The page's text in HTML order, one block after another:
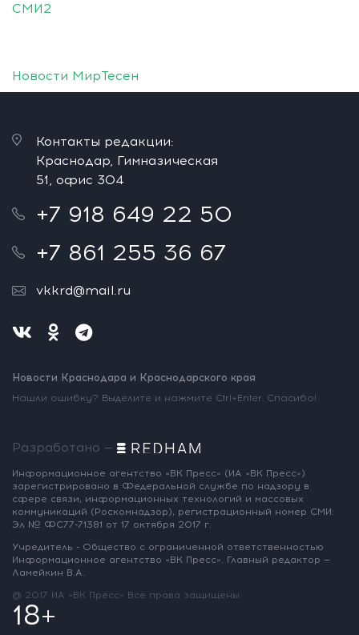
СМИ2
Новости МирТесен
Контакты редакции:
Краснодар, Гимназическая
51, офис 304
+7 918 649 22 50
+7 861 255 36 67
vkkrd@mail.ru
Новости Краснодара и Краснодарского края
Нашли ошибку? Выделите и нажмите Ctrl+Enter. Спасибо!
Разработано —
Информационное агентство «ВК Пресс» (ИА «ВК Пресс»)
зарегистрировано в Федеральной службе по надзору в
сфере связи, информационных технологий и массовых
коммуникаций (Роскомнадзор), регистрационный номер СМИ:
Эл № ФС77-71381 от 17 октября 2017 г.
Учредитель - Общество с ограниченной ответственностью
Информационное агентство «ВК Пресс». Главный редактор —
Ламейкин В.А.
@ 2017 ИА «ВК Пресс» Все права защищены
18+